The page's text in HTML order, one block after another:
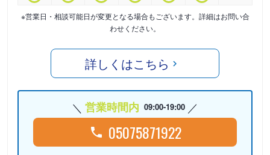
※営業日・相談可能日が変更となる場合もございます。詳細はお問い合
わせください。
詳しくはこちら
営業時間内 09:00-19:00
05075871922